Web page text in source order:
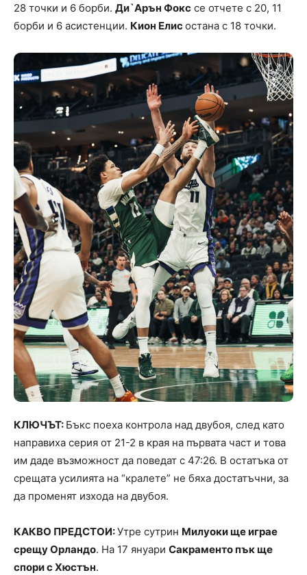
28 точки и 6 борби. Ди`Арън Фокс се отчете с 20, 11
борби и 6 асистенции. Кион Елисостана с 18 точки.
КЛЮЧЪТ: Бъкс поеха контрола над двубоя, след като
направиха серия от 21-2 в края на първата част и това
им даде възможност да поведат с 47:26. В остатъка от
срещата усилията на “кралете” не бяха достатъчни, за
да променят изхода на двубоя.
КАКВО ПРЕДСТОИ:Утре сутрин Милуоки ще играе
срещу Орландо. На 17 януари Сакраменто пък ще
спори с Хюстън.